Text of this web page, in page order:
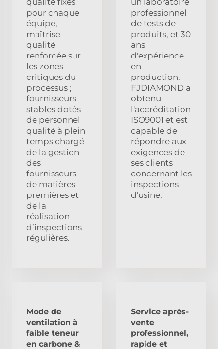
pour chaque
équipe,
maîtrise
qualité
renforcée sur
les zones
critiques du
processus ;
fournisseurs
stables dotés
de personnel
qualité à plein
temps chargé
de la gestion
des
fournisseurs
de matières
premières et
de la
réalisation
d’inspections
régulières.
professionnel
de tests de
produits, et 30
ans
d'expérience
en
production.
FJDIAMOND a
obtenu
l'accréditation
ISO9001 et est
capable de
répondre aux
exigences de
ses clients
concernant les
inspections
d'usine.
Mode de
ventilation à
faible teneur
en carbone &
Service après-
vente
professionnel,
rapide et